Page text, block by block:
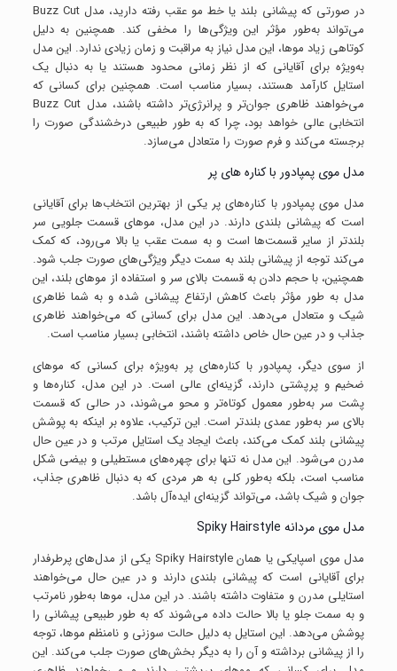
در صورتی که پیشانی بلند یا خط مو عقب رفته دارید، مدل Buzz Cut
می‌تواند به‌طور مؤثر این ویژگی‌ها را مخفی کند. همچنین به دلیل
کوتاهی زیاد موها، این مدل نیاز به مراقبت و زمان زیادی ندارد. این مدل
به‌ویژه برای آقایانی که از نظر زمانی محدود هستند یا به دنبال یک
استایل کارآمد هستند، بسیار مناسب است. همچنین برای کسانی که
می‌خواهند ظاهری جوان‌تر و پرانرژی‌تر داشته باشند، مدل Buzz Cut
انتخابی عالی خواهد بود، چرا که به طور طبیعی درخشندگی صورت را
برجسته می‌کند و فرم صورت را متعادل می‌سازد.
مدل موی پمپادور با کناره های پر
مدل موی پمپادور با کناره‌های پر یکی از بهترین انتخاب‌ها برای آقایانی
است که پیشانی بلندی دارند. در این مدل، موهای قسمت جلویی سر
بلندتر از سایر قسمت‌ها است و به سمت عقب یا بالا می‌رود، که کمک
می‌کند توجه از پیشانی بلند به سمت دیگر ویژگی‌های صورت جلب شود.
همچنین، با حجم دادن به قسمت بالای سر و استفاده از موهای بلند، این
مدل به طور مؤثر باعث کاهش ارتفاع پیشانی شده و به شما ظاهری
شیک و متعادل می‌دهد. این مدل برای کسانی که می‌خواهند ظاهری
جذاب و در عین حال خاص داشته باشند، انتخابی بسیار مناسب است.
از سوی دیگر، پمپادور با کناره‌های پر به‌ویژه برای کسانی که موهای
ضخیم و پرپشتی دارند، گزینه‌ای عالی است. در این مدل، کناره‌ها و
پشت سر به‌طور معمول کوتاه‌تر و محو می‌شوند، در حالی که قسمت
بالای سر به‌طور عمدی بلندتر است. این ترکیب، علاوه بر اینکه به پوشش
پیشانی بلند کمک می‌کند، باعث ایجاد یک استایل مرتب و در عین حال
مدرن می‌شود. این مدل نه تنها برای چهره‌های مستطیلی و بیضی شکل
مناسب است، بلکه به‌طور کلی به هر مردی که به دنبال ظاهری جذاب،
جوان و شیک باشد، می‌تواند گزینه‌ای ایده‌آل باشد.
مدل موی مردانه Spiky Hairstyle
مدل موی اسپایکی یا همان Spiky Hairstyle یکی از مدل‌های پرطرفدار
برای آقایانی است که پیشانی بلندی دارند و در عین حال می‌خواهند
استایلی مدرن و متفاوت داشته باشند. در این مدل، موها به‌طور نامرتب
و به سمت جلو یا بالا حالت داده می‌شوند که به طور طبیعی پیشانی را
پوشش می‌دهد. این استایل به دلیل حالت سوزنی و نامنظم موها، توجه
را از پیشانی برداشته و آن را به دیگر بخش‌های صورت جلب می‌کند. این